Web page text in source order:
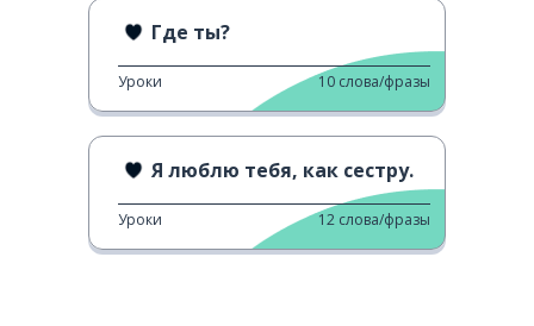
Где ты?
Уроки 10 слова/фразы
Я люблю тебя, как сестру.
Уроки 12 слова/фразы